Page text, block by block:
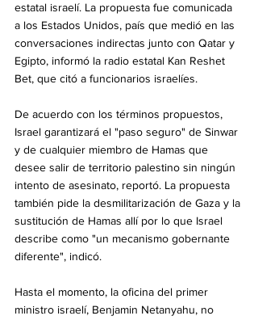
estatal israelí. La propuesta fue comunicada
a los Estados Unidos, país que medió en las
conversaciones indirectas junto con Qatar y
Egipto, informó la radio estatal Kan Reshet
Bet, que citó a funcionarios israelíes.
De acuerdo con los términos propuestos,
Israel garantizará el "paso seguro" de Sinwar
y de cualquier miembro de Hamas que
desee salir de territorio palestino sin ningún
intento de asesinato, reportó. La propuesta
también pide la desmilitarización de Gaza y la
sustitución de Hamas allí por lo que Israel
describe como "un mecanismo gobernante
diferente", indicó.
Hasta el momento, la oficina del primer
ministro israelí, Benjamin Netanyahu, no